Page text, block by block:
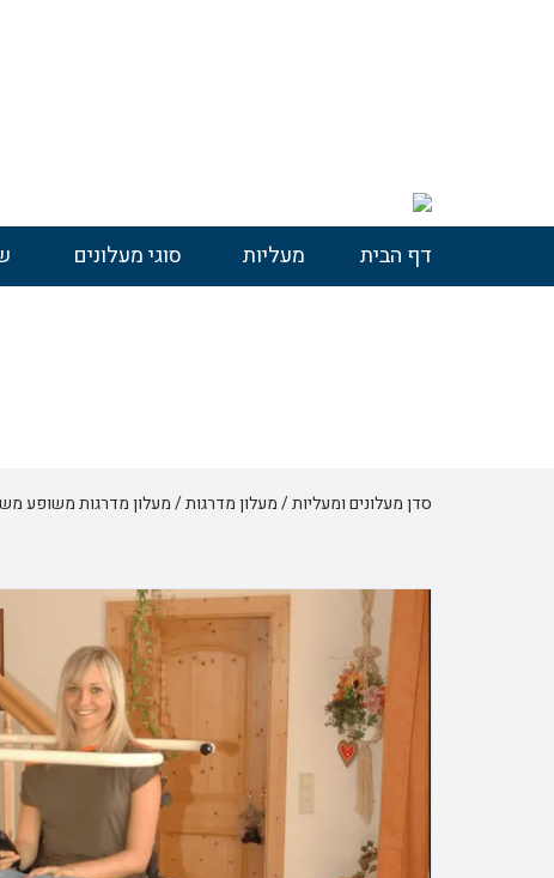
דף הבית מעליות סוגי מעלונים
סדן מעלונים ומעליות/מעלון מדרגות/מעלון מדרגות משופע